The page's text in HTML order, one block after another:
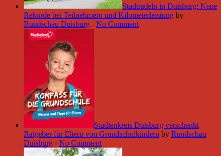
Stadtradeln in Duisburg: Neue
Rekorde bei Teilnehmern und Kilometerleistung by
Rundschau Duisburg - No Comment
Studienkreis Duisburg verschenkt
Ratgeber für Eltern von Grundschulkindern by Rundschau
Duisburg - No Comment